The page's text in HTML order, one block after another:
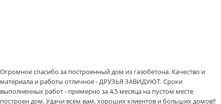
Огромное спасибо за построенный дом из газобетона. Качество и
материала и работы отличное - ДРУЗЬЯ ЗАВИДУЮТ. Сроки
выполненных работ - примерно за 4,5 месяца на пустом месте
построен дом. Удачи всем вам, хороших клиентов и больших домов!!